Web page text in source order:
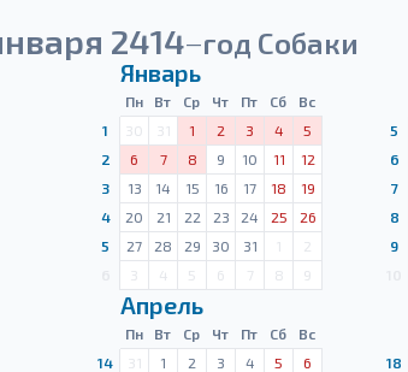
2414—год Собаки
Январь
Пн Вт Ср Чт Пт Сб
Вс
1
30 31 1 2 3 4
5
2
6 7 8 9 10 11
12
3
13 14 15 16 17 18
19
4
20 21 22 23 24 25
26
5
27 28 29 30 31 1
2
3 4 5 6 7 8 9
5
6
7
8
9
Апрель
Пн Вт Ср Чт Пт Сб
Вс
14
31 1 2 3 4 5
6
18